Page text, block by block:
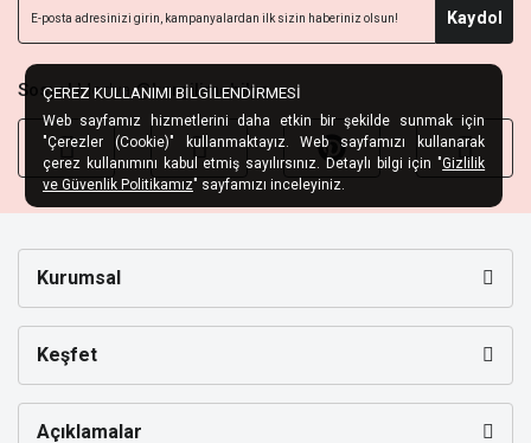
Kaydol
SosyalMedya @kargilimobilya
Kurumsal
Keşfet
Açıklamalar
ÇEREZ KULLANIMI BİLGİLENDİRMESİ
Web sayfamız hizmetlerini daha etkin bir şekilde sunmak için
"Çerezler (Cookie)" kullanmaktayız. Web sayfamızı kullanarak
çerez kullanımını kabul etmiş sayılırsınız. Detaylı bilgi için "Gizlilik
ve Güvenlik Politikamız" sayfamızı inceleyiniz.